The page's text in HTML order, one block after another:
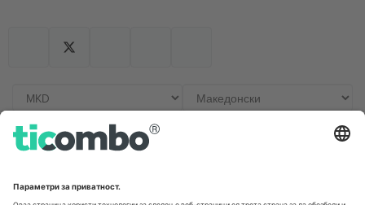
Канцеларии и поддршка
Germany